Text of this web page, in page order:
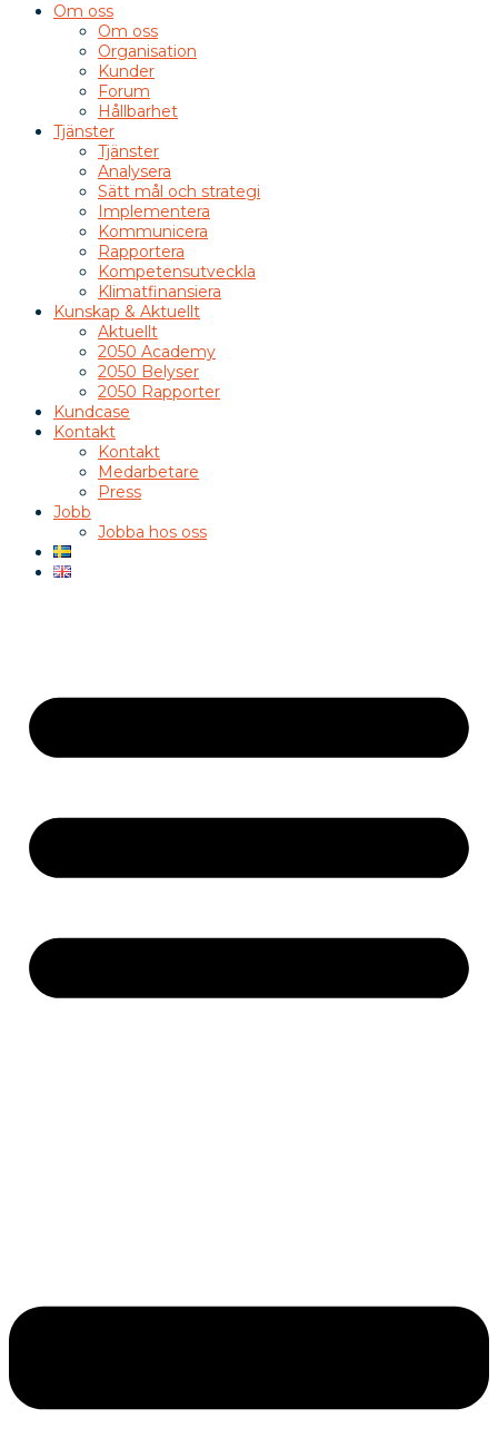
Om oss
Om oss
Organisation
Kunder
Forum
Hållbarhet
Tjänster
Tjänster
Analysera
Sätt mål och strategi
Implementera
Kommunicera
Rapportera
Kompetensutveckla
Klimatfinansiera
Kunskap & Aktuellt
Aktuellt
2050 Academy
2050 Belyser
2050 Rapporter
Kundcase
Kontakt
Kontakt
Medarbetare
Press
Jobb
Jobba hos oss